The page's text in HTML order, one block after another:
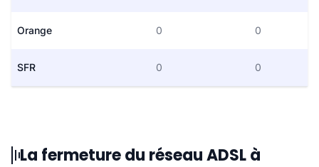
Orange 0 0
SFR 0 0
La fermeture du réseau ADSL à